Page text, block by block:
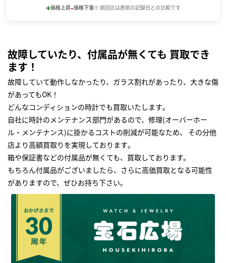
+価格上昇-価格下落※ 前回比は直前の記録日との比較です
故障していたり、付属品が無くても 買取でき
ます！
故障していて動作しなかったり、ガラス割れがあったり、大きな傷
があってもOK！
どんなコンディションの時計でも買取いたします｡
自社に時計のメンテナンス部門があるので、修理(オーバーホー
ル・メンテナンス)に掛かるコストの削減が可能なため、 その分他
店より高額買取りを実現しております｡
箱や保証書などの付属品が無くても、買取しております。
もちろん付属品がございましたら、さらに高価買取となる可能性
がありますので、ぜひお持ち下さい｡